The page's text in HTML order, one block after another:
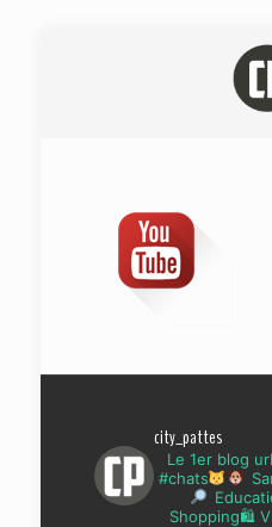
city_pattes
Le 1er blog
#chats
Shopping🛍